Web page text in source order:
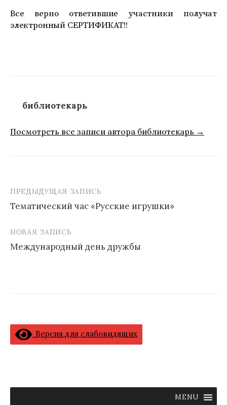
Все верно ответившие участники получат
электронный СЕРТИФИКАТ!!
библиотекарь
Посмотреть все записи автора библиотекарь →
Навигация
записям
ПРЕДЫДУЩАЯ ЗАПИСЬ
Тематический час «Русские игрушки»
НОВАЯ ЗАПИСЬ
Международный день дружбы
Версия для слабовидящих
MENU